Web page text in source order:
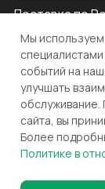
Доставка по
© 2026 "ЛЕВША"
Разработка и
Мы
событий на
улучшать
сайта, вы
Более
Политике в